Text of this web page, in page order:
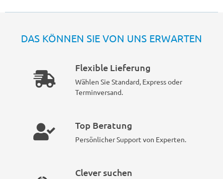
DAS KÖNNEN SIE VON UNS ERWARTEN
Flexible Lieferung
Wählen Sie Standard, Express oder
Terminversand.
Top Beratung
Persönlicher Support von Experten.
Clever suchen